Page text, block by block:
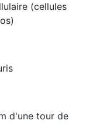
(cellules
d'une tour de